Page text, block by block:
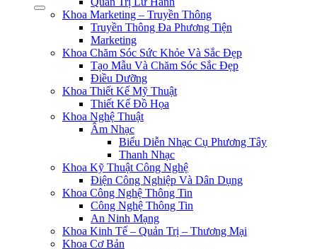
Khoa Marketing – Truyền Thông
Truyền Thông Đa Phương Tiện
Marketing
Khoa Chăm Sóc Sức Khỏe Và Sắc Đẹp
Tạo Mẫu Và Chăm Sóc Sắc Đẹp
Điều Dưỡng
Khoa Thiết Kế Mỹ Thuật
Thiết Kế Đồ Họa
Khoa Nghệ Thuật
Âm Nhạc
Biểu Diễn Nhạc Cụ Phương Tây
Thanh Nhạc
Khoa Kỹ Thuật Công Nghệ
Điện Công Nghiệp Và Dân Dụng
Khoa Công Nghệ Thông Tin
Công Nghệ Thông Tin
An Ninh Mạng
Khoa Kinh Tế – Quản Trị – Thương Mại
Khoa Cơ Bản